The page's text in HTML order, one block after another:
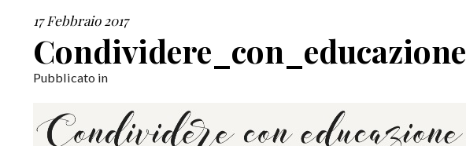
17 Febbraio 2017
Condividere_con_educazione
Pubblicato in